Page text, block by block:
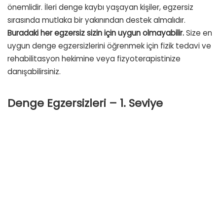
önemlidir. İleri denge kaybı yaşayan kişiler, egzersiz
sırasında mutlaka bir yakınından destek almalıdır.
Buradaki her egzersiz sizin için uygun olmayabilir.Size en
uygun denge egzersizlerini öğrenmek için fizik tedavi ve
rehabilitasyon hekimine veya fizyoterapistinize
danışabilirsiniz.
Denge Egzersizleri – 1. Seviye